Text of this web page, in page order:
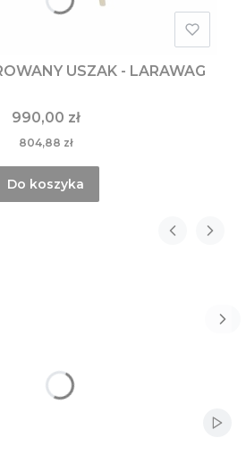
USZAK - LARAWAG
990,00 zł
804,88 zł
Do koszyka